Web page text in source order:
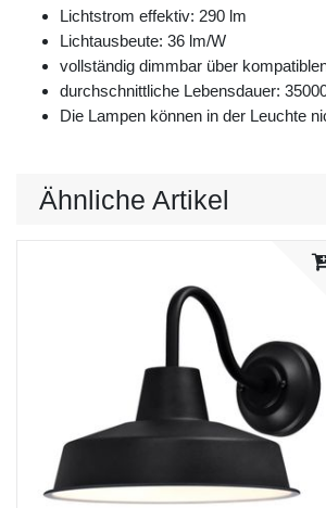
Lichtstrom effektiv: 290 lm
Lichtausbeute: 36 lm/W
vollständig dimmbar über
durchschnittliche Lebensdauer:
Die Lampen können in der Leuchte
Ähnliche Artikel